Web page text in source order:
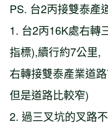
PS. 台2丙接雙泰產
1. 台2丙16K處右轉
指標),續行約7公里,
右轉接雙泰產業道
但是道路比較窄)
2. 過三叉坑的叉路